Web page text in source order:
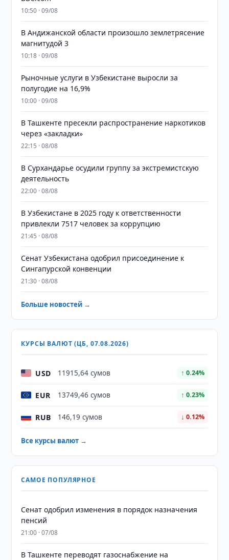
10:50 · 09/08
В Андижанской области произошло землетрясение
магнитудой 3
10:18 · 09/08
Рыночные услуги в Узбекистане выросли за
полугодие на 16,9%
10:00 · 09/08
В Ташкенте пресекли распространение наркотиков
через «закладки»
22:15 · 08/08
В Сурхандарье осудили группу за экстремистскую
деятельность
22:00 · 08/08
В Узбекистане в 2025 году к ответственности
привлекли 7517 человек за коррупцию
21:45 · 08/08
Сенат Узбекистана одобрил присоединение к
Сингапурской конвенции
21:30 · 08/08
Больше новостей →
КУРСЫ ВАЛЮТ (ЦБ, 07.08.2026)
USD 11915,64 сумов ↑ 0.24%
EUR 13749,46 сумов ↑ 0.23%
RUB 146,19 сумов ↓ 0.12%
Все курсы валют →
САМОЕ ПОПУЛЯРНОЕ
Сенат одобрил изменения в порядок назначения
пенсий
21:00 · 07/08
В Ташкенте переводят газоснабжение на